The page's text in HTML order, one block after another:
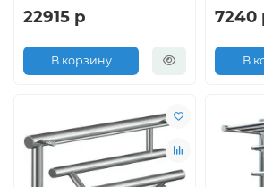
22915 р
В корзину
7240
В